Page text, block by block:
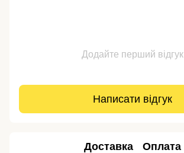
Додайте перший відгук
Написати відгук
Доставка Оплата